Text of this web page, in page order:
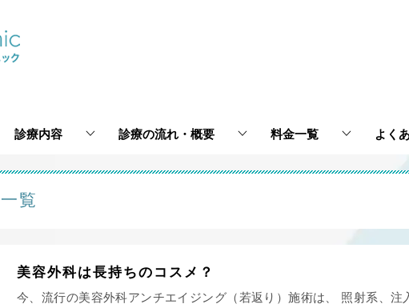
診療内容 診療の流れ・概要 料金一覧 よく
覧
美容外科は長持ちのコスメ？
今、流行の美容外科アンチエイジング（若返り）施術は、 照射系、注